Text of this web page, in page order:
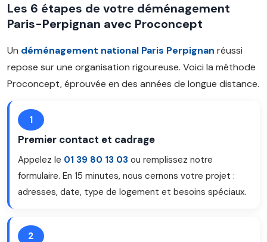
Les 6 étapes de votre déménagement
Paris-Perpignan avec Proconcept
Un déménagement national Paris Perpignan réussi
repose sur une organisation rigoureuse. Voici la méthode
Proconcept, éprouvée en des années de longue distance.
1
Premier contact et cadrage
Appelez le 01 39 80 13 03 ou remplissez notre
formulaire. En 15 minutes, nous cernons votre projet :
adresses, date, type de logement et besoins spéciaux.
2